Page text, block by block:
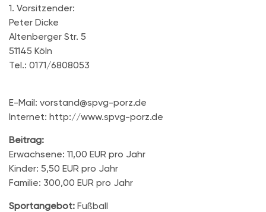
1. Vorsitzender:
Peter Dicke
Altenberger Str. 5
51145 Köln
Tel.: 0171/6808053
E-Mail: vorstand@spvg-porz.de
Internet: http://www.spvg-porz.de
Beitrag:
Erwachsene: 11,00 EUR pro Jahr
Kinder: 5,50 EUR pro Jahr
Familie: 300,00 EUR pro Jahr
Sportangebot: Fußball